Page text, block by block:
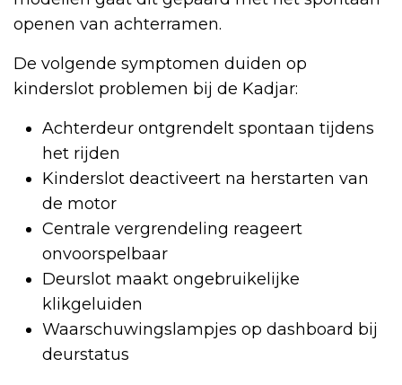
openen van achterramen.
De volgende symptomen duiden op
kinderslot problemen bij de Kadjar:
Achterdeur ontgrendelt spontaan tijdens
het rijden
Kinderslot deactiveert na herstarten van
de motor
Centrale vergrendeling reageert
onvoorspelbaar
Deurslot maakt ongebruikelijke
klikgeluiden
Waarschuwingslampjes op dashboard bij
deurstatus